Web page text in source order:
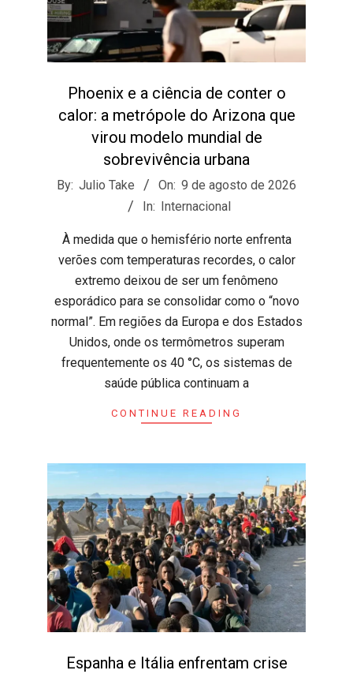
Phoenix e a ciência de conter o
calor: a metrópole do Arizona que
virou modelo mundial de
sobrevivência urbana
2026-
By: Julio Take On: 9 de agosto de 2026
In: Internacional
​À medida que o hemisfério norte enfrenta
verões com temperaturas recordes, o calor
extremo deixou de ser um fenômeno
esporádico para se consolidar como o “novo
normal”. Em regiões da Europa e dos Estados
Unidos, onde os termômetros superam
frequentemente os 40 °C, os sistemas de
saúde pública continuam a
CONTINUE READING
Espanha e Itália enfrentam crise